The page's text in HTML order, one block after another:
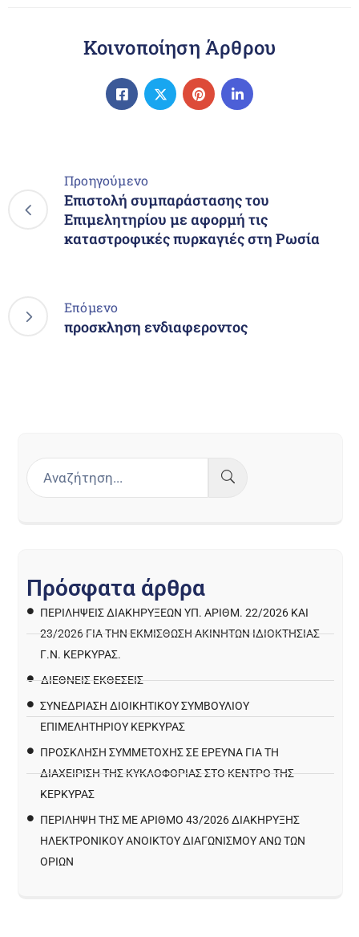
Κοινοποίηση Άρθρου
Προηγούμενο
Επιστολή συμπαράστασης του
Επιμελητηρίου με αφορμή τις
καταστροφικές πυρκαγιές στη Ρωσία
Επόμενο
προσκληση ενδιαφεροντος
Πρόσφατα άρθρα
ΠΕΡΙΛΉΨΕΙΣ ΔΙΑΚΗΡΎΞΕΩΝ ΥΠ. ΑΡΙΘΜ. 22/2026 ΚΑΙ
23/2026 ΓΙΑ ΤΗΝ ΕΚΜΊΣΘΩΣΗ ΑΚΙΝΉΤΩΝ ΙΔΙΟΚΤΗΣΊΑΣ
Γ.Ν. ΚΈΡΚΥΡΑΣ.
ΔΙΕΘΝΕΙΣ ΕΚΘΕΣΕΙΣ
ΣΥΝΕΔΡΙΑΣΗ ΔΙΟΙΚΗΤΙΚΟΥ ΣΥΜΒΟΥΛΙΟΥ
ΕΠΙΜΕΛΗΤΗΡΙΟΥ ΚΕΡΚΥΡΑΣ
ΠΡΌΣΚΛΗΣΗ ΣΥΜΜΕΤΟΧΉΣ ΣΕ ΈΡΕΥΝΑ ΓΙΑ ΤΗ
ΔΙΑΧΕΊΡΙΣΗ ΤΗΣ ΚΥΚΛΟΦΟΡΊΑΣ ΣΤΟ ΚΈΝΤΡΟ ΤΗΣ
ΚΈΡΚΥΡΑΣ
ΠΕΡΙΛΗΨΗ ΤΗΣ ΜΕ ΑΡΙΘΜΟ 43/2026 ΔΙΑΚΗΡΥΞΗΣ
ΗΛΕΚΤΡΟΝΙΚΟΥ ΑΝΟΙΚΤΟΥ ΔΙΑΓΩΝΙΣΜΟΥ ΑΝΩ ΤΩΝ
ΟΡΙΩΝ